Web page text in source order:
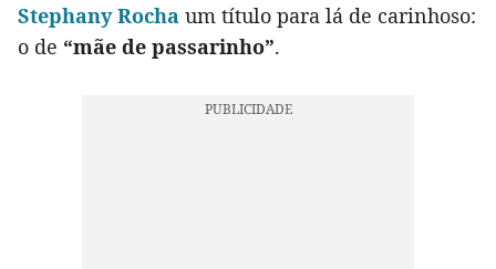
Stephany Rocha um título para lá de carinhoso:
o de “mãe de passarinho”.